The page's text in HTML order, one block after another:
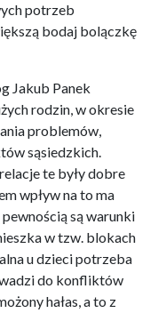
potrzeb
bodaj bolączkę
Jakub Panek
rodzin, w okresie
problemów,
sąsiedzkich.
te były dobre
wpływ na to ma
są warunki
w tzw. blokach
u dzieci potrzeba
do konfliktów
hałas, a to z